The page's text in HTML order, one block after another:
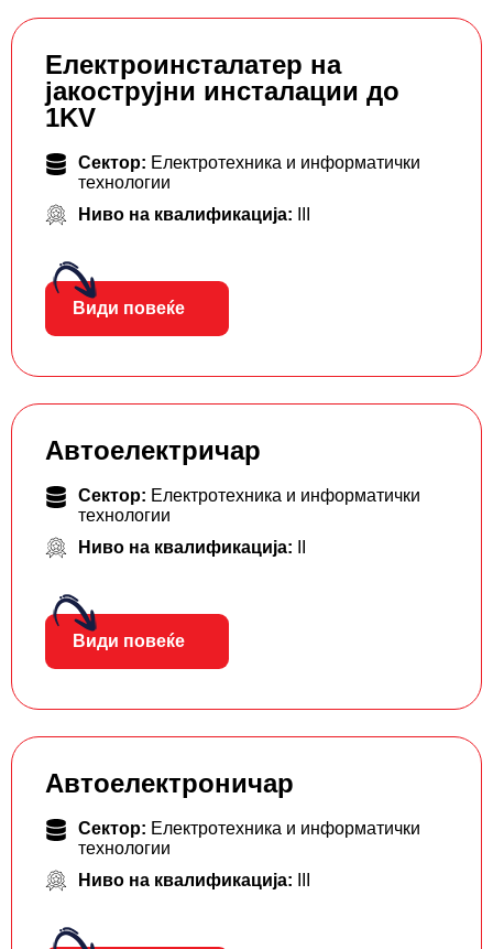
Eлектроинсталатер на
јакострујни инсталации до
1KV
Сектор: Електротехника и информатички
технологии
Ниво на квалификација:
Види повеќе
Автоелектричар
Сектор: Електротехника и информатички
технологии
Ниво на квалификација:
Види повеќе
Автоелектроничар
Сектор: Електротехника и информатички
технологии
Ниво на квалификација: